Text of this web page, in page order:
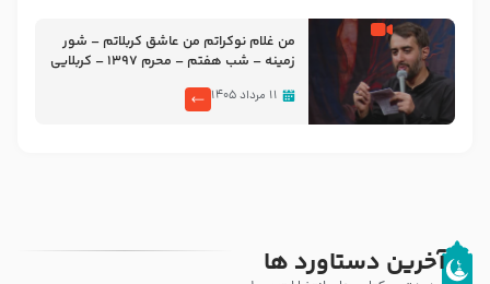
من غلام نوکراتم من عاشق کربلاتم – شور
زمینه – شب هفتم – محرم 1397 – کربلایی
۱۱ مرداد ۱۴۰۵
آخرین دستاورد ها